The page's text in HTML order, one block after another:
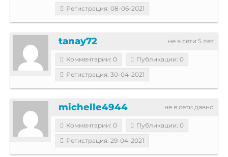
Регистрация: 08-06-2021
не в сети 5 лет
tanay72
Комментарии: 0
Публикации: 0
Регистрация: 30-04-2021
не в сети давно
michelle4944
Комментарии: 0
Публикации: 0
Регистрация: 29-04-2021